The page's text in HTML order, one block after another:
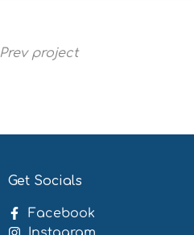
Prev project
Get Socials
Facebook